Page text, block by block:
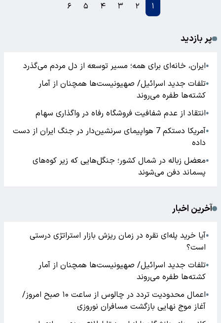
۱ ۲ ۳ ۴ ۵ ۶
پر بازدید
●ایران، خانه‌ای برای همه؛ مسیر توسعه از دل مردم می‌گذرد
●تلفات جدید اسرائیل/ صهیونیست‌ها همچنان از آمار
کشته‌ها طفره می‌روند
●انتقاد از عدم شفافیت فروشگاه رفاه در واگذاری سهام
●
آمریکا دستکم 7 هواپیمای سرنشین‌دار در جنگ ایران از دست
داده
●معضل زباله در شمال کشور؛ جنگل‌هایی که زیر کوه‌های
پسماند دفن می‌شوند
آخرین اخبار
●آیا خرید پله‌ای نقره در زمان ریزش بازار استراتژی درستی
است؟
●تلفات جدید اسرائیل/ صهیونیست‌ها همچنان از آمار
کشته‌ها طفره می‌روند
●
اعمال محدودیت تردد در چالوس از ساعت ۱۰ صبح امروز/
آغاز موج نهایی بازگشت مسافران نوروزی